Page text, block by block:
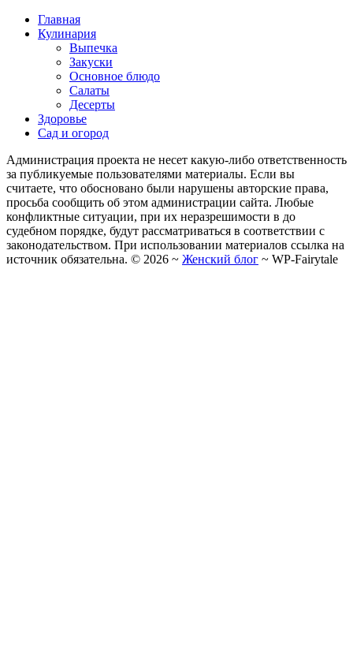
Главная
Кулинария
Выпечка
Закуски
Основное блюдо
Салаты
Десерты
Здоровье
Сад и огород
Администрация проекта не несет какую-либо ответственность
за публикуемые пользователями материалы. Если вы
считаете, что обосновано были нарушены авторские права,
просьба сообщить об этом администрации сайта. Любые
конфликтные ситуации, при их неразрешимости в до
судебном порядке, будут рассматриваться в соответствии с
законодательством. При использовании материалов ссылка на
источник обязательна. © 2026 ~ Женский блог ~ WP-Fairytale